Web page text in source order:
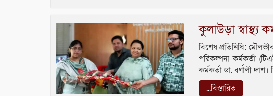
কুলাউড়া স্বাস্থ্য
বিশেষ প্রতিনিধি:
পরিকল্পনা কর্মকর্তা
কর্মকর্তা ডা. বর্ণালী
...বিস্তারিত